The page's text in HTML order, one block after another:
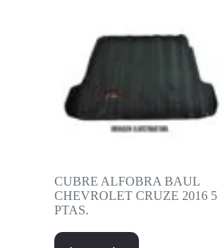
CUBRE ALFOBRA BAUL
CHEVROLET CRUZE 2016 5
PTAS.